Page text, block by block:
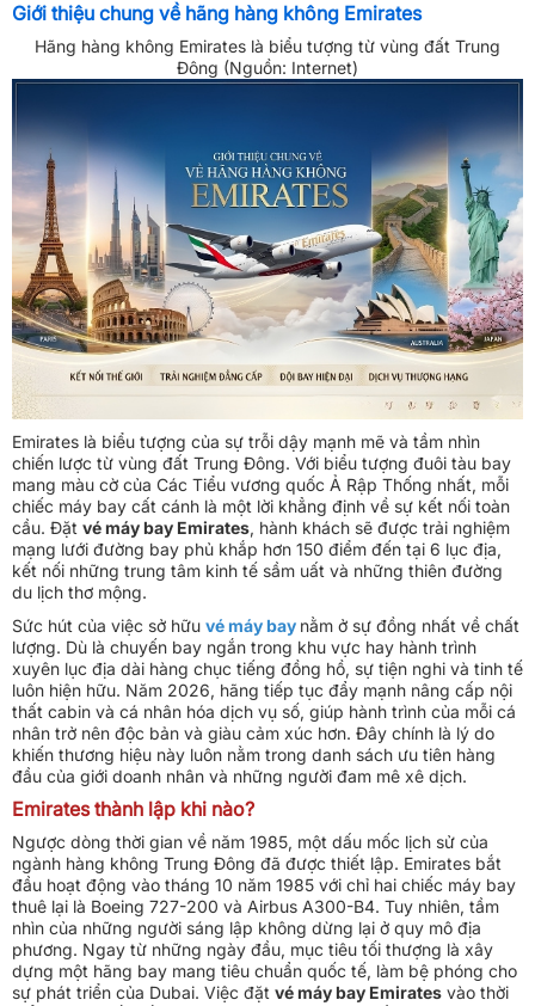
Giới thiệu chung về hãng hàng không Emirates
Hãng hàng không Emirates là biểu tượng từ vùng đất Trung
Đông (Nguồn: Internet)
Emirates là biểu tượng của sự trỗi dậy mạnh mẽ và tầm nhìn
chiến lược từ vùng đất Trung Đông. Với biểu tượng đuôi tàu bay
mang màu cờ của Các Tiểu vương quốc Ả Rập Thống nhất, mỗi
chiếc máy bay cất cánh là một lời khẳng định về sự kết nối toàn
cầu. Đặt vé máy bay Emirates, hành khách sẽ được trải nghiệm
mạng lưới đường bay phủ khắp hơn 150 điểm đến tại 6 lục địa,
kết nối những trung tâm kinh tế sầm uất và những thiên đường
du lịch thơ mộng.
Sức hút của việc sở hữu vé máy bay nằm ở sự đồng nhất về chất
lượng. Dù là chuyến bay ngắn trong khu vực hay hành trình
xuyên lục địa dài hàng chục tiếng đồng hồ, sự tiện nghi và tinh tế
luôn hiện hữu. Năm 2026, hãng tiếp tục đẩy mạnh nâng cấp nội
thất cabin và cá nhân hóa dịch vụ số, giúp hành trình của mỗi cá
nhân trở nên độc bản và giàu cảm xúc hơn. Đây chính là lý do
khiến thương hiệu này luôn nằm trong danh sách ưu tiên hàng
đầu của giới doanh nhân và những người đam mê xê dịch.
Emirates thành lập khi nào?
Ngược dòng thời gian về năm 1985, một dấu mốc lịch sử của
ngành hàng không Trung Đông đã được thiết lập. Emirates bắt
đầu hoạt động vào tháng 10 năm 1985 với chỉ hai chiếc máy bay
thuê lại là Boeing 727-200 và Airbus A300-B4. Tuy nhiên, tầm
nhìn của những người sáng lập không dừng lại ở quy mô địa
phương. Ngay từ những ngày đầu, mục tiêu tối thượng là xây
dựng một hãng bay mang tiêu chuẩn quốc tế, làm bệ phóng cho
sự phát triển của Dubai. Việc đặt vé máy bay Emirates vào thời